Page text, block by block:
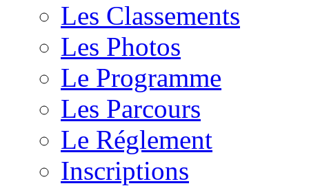
Les Classements
Les Photos
Le Programme
Les Parcours
Le Réglement
Inscriptions